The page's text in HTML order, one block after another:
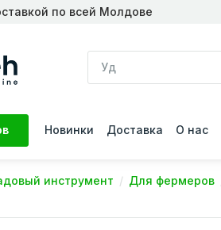
по всей Молдове
Новинки Доставка О нас
инструмент Для фермеров